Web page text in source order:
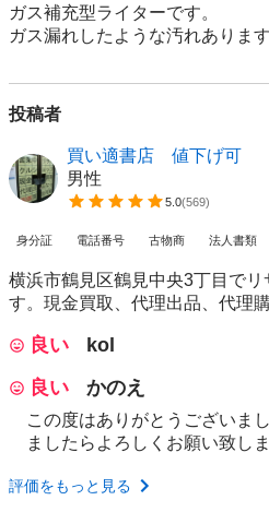
ガス補充型ライターです。
ガス漏れしたような汚れあります
投稿者
買い適書店 値下げ可
男性
5.0(569)
身分証 電話番号 古物商 法人書類
横浜市鶴見区鶴見中央3丁目でリ
す。現金買取、代理出品、代理
良い
kol
良い
かのえ
この度はありがとうございま
ましたらよろしくお願い致し
評価をもっと見る